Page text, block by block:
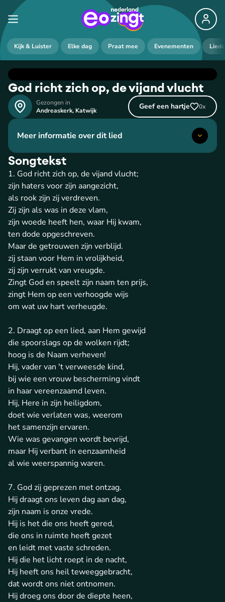
Kijk & Luister Elke dag Praat mee Evenementen
God richt zich op, de vijand vlucht
Gezongen in
Andreaskerk, Katwijk Geef een hartje 0x
Meer informatie over dit lied
Songtekst
1. God richt zich op, de vijand vlucht;
zijn haters voor zijn aangezicht,
als rook zijn zij verdreven.
Zij zijn als was in deze vlam,
zijn woede heeft hen, waar Hij kwam,
ten dode opgeschreven.
Maar de getrouwen zijn verblijd.
zij staan voor Hem in vrolijkheid,
zij zijn verrukt van vreugde.
Zingt God en speelt zijn naam ten prijs,
zingt Hem op een verhoogde wijs
om wat uw hart verheugde.
2. Draagt op een lied, aan Hem gewijd
die spoorslags op de wolken rijdt;
hoog is de Naam verheven!
Hij, vader van 't verweesde kind,
bij wie een vrouw bescherming vindt
in haar vereenzaamd leven.
Hij, Here in zijn heiligdom,
doet wie verlaten was, weerom
het samenzijn ervaren.
Wie was gevangen wordt bevrijd,
maar Hij verbant in eenzaamheid
al wie weerspannig waren.
7. God zij geprezen met ontzag.
Hij draagt ons leven dag aan dag,
zijn naam is onze vrede.
Hij is het die ons heeft gered,
die ons in ruimte heeft gezet
en leidt met vaste schreden.
Hij die het licht roept in de nacht,
Hij heeft ons heil teweeggebracht,
dat wordt ons niet ontnomen.
Hij droeg ons door de diepte heen,